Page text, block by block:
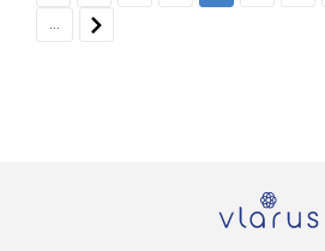
...